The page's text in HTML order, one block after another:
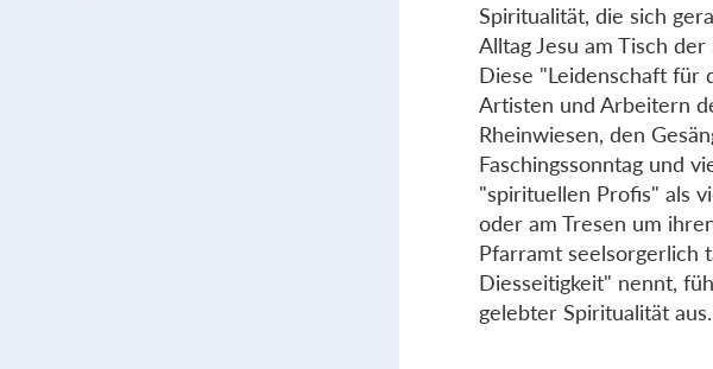
Spiritualität, die sich
Alltag Jesu am Tisch
Diese "Leidenschaft für
Artisten und Arbeitern
Rheinwiesen, den
Faschingssonntag und
"spirituellen Profis" als
oder am Tresen um
Pfarramt seelsorgerlich
Diesseitigkeit" nennt,
gelebter Spiritualität aus.